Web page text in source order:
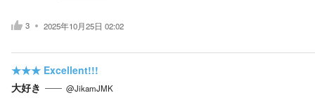
3 2025年10月25日 02:02
★★★ Excellent!!!
大好き
@JikamJMK